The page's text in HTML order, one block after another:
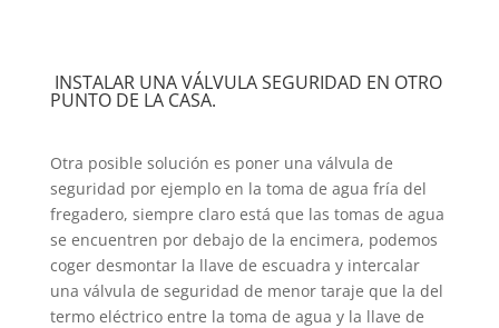
INSTALAR UNA VÁLVULA SEGURIDAD EN OTRO
PUNTO DE LA CASA.
Otra posible solución es poner una válvula de
seguridad por ejemplo en la toma de agua fría del
fregadero, siempre claro está que las tomas de agua
se encuentren por debajo de la encimera, podemos
coger desmontar la llave de escuadra y intercalar
una válvula de seguridad de menor taraje que la del
termo eléctrico entre la toma de agua y la llave de